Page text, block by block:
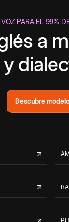
VOZ PARA EL 99%
a
y
Descubre